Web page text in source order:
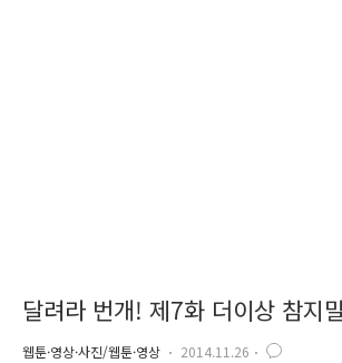
달려라 번개! 제7화 더이상 참지
폭 척!결!
웹툰·영상·사진/웹툰·영상 2014.11.26